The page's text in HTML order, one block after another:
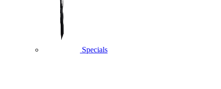
Specials